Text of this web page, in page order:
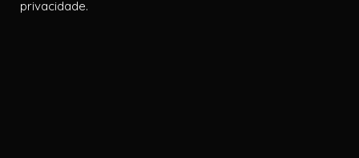
privacidade.